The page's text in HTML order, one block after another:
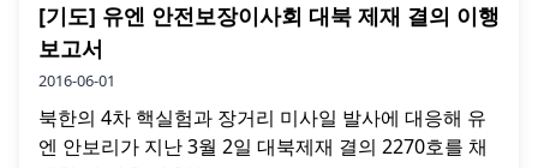
[기도] 유엔 안전보장이사회 대북 제재 결의 이행
보고서
2016-06-01
북한의 4차 핵실험과 장거리 미사일 발사에 대응해 유
엔 안보리가 지난 3월 2일 대북제재 결의 2270호를 채